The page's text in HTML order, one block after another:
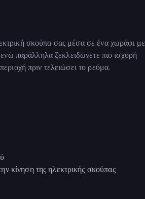
σκούπα σας μέσα σε ένα χωράφι με
ενώ παράλληλα ξεκλειδώνετε πιο ισχυρή
πριν τελειώσει το ρεύμα.
κίνηση της ηλεκτρικής σκούπας